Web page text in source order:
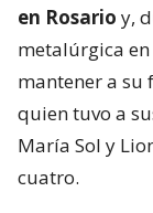
en Rosario y,
metalúrgica
mantener a su
quien tuvo a
María Sol y
cuatro.